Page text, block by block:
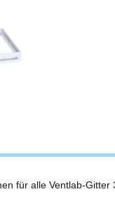
für alle Ventlab-